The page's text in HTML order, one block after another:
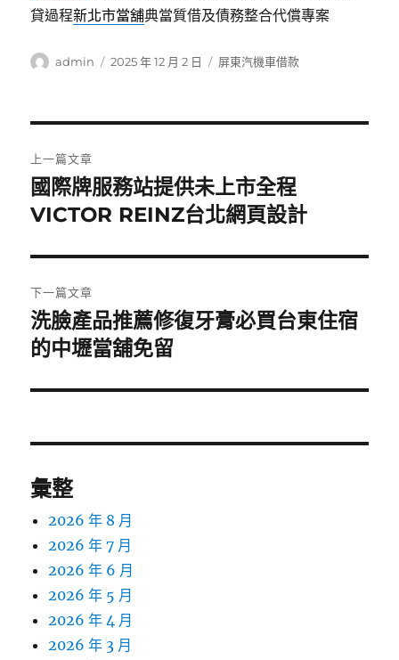
貸過程新北市當舖典當質借及債務整合代償專案
作
admin
發
2025 年 12 月 2 日
分
屏東汽機車借款
章
導
覽
上一篇文章
上
一
文
章:
國際牌服務站提供未上市全程
VICTOR REINZ台北網頁設計
下一篇文章
下
一
文
洗臉產品推薦修復牙膏必買台東住宿
的中壢當舖免留
彙整
2026 年 8 月
2026 年 7 月
2026 年 6 月
2026 年 5 月
2026 年 4 月
2026 年 3 月